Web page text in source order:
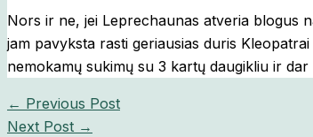
Nors ir ne, jei Leprechaunas atveria blogus
jam pavyksta rasti geriausias duris
nemokamų sukimų su 3 kartų daugikliu ir
← Previous Post
Next Post →